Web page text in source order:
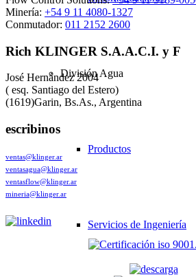
División Agua
Productos
Servicios de Ingeniería
Minería: +54 9 11 4080-1327
Conmutador: 011 2152 2600
Rich KLINGER S.A.A.C.I. y F
José Hernández 2004
( esq. Santiago del Estero)
(1619)Garin, Bs.As., Argentina
escribinos
ventas@klinger.ar
ventasagua@klinger.ar
ventasflow@klinger.ar
mineria@klinger.ar